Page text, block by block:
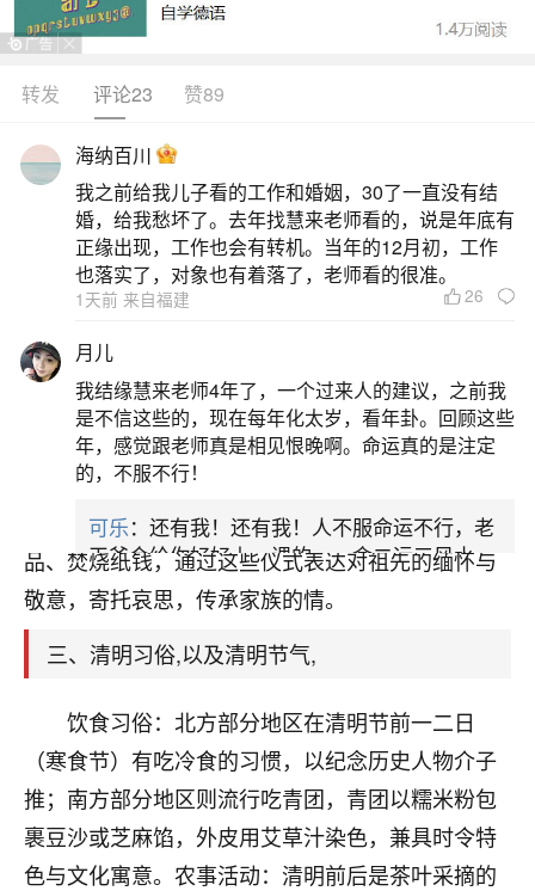
清明节的主要传统习俗包括祭祀扫墓、插柳和
踏青，具体内容如下：祭祀扫墓核心意义：作为清
明节的核心习俗，扫墓是对祖先的“思时之敬”，体现
承孝道。历史演变：先秦时期已有扫墓习俗，但南
北风俗各异。唐代以前北方多在寒食节或寒衣节祭
扫，唐宋后清明扫墓逐渐全国盛行，成为融合自
二、清明节的四个习俗
清明节的四个习俗分别是祭祖扫墓、踏青、插
柳和放风筝。祭祖扫墓：这是清明节最为核心且重
要的习俗。清明既是二十四节气之一，也是我国重
要的传统节日，兼具自然与人文两大内涵。在这一
天，人们会前往祖先的墓地，清理杂草、供奉祭
品、焚烧纸钱，通过这些仪式表达对祖先的缅怀与
敬意，寄托哀思，传承家族的情。
三、清明习俗,以及清明节气,
饮食习俗：北方部分地区在清明节前一二日
（寒食节）有吃冷食的习惯，以纪念历史人物介子
推；南方部分地区则流行吃青团，青团以糯米粉包
裹豆沙或芝麻馅，外皮用艾草汁染色，兼具时令特
色与文化寓意。农事活动：清明前后是茶叶采摘的
转发 评论23 赞89
海纳百川
我之前给我儿子看的工作和婚姻，30了一直没有结
婚，给我愁坏了。去年找慧来老师看的，说是年底有
正缘出现，工作也会有转机。当年的12月初，工作
也落实了，对象也有着落了，老师看的很准。
1天前 来自福建 26
月儿
我结缘慧来老师4年了，一个过来人的建议，之前我
是不信这些的，现在每年化太岁，看年卦。回顾这些
年，感觉跟老师真是相见恨晚啊。命运真的是注定
的，不服不行！
可乐：还有我！还有我！人不服命运不行，老
天爷会给你好好上一课的。一命二运三风水，
哪样不服都不行！
平安是福：我也是每年找老师化太岁，看年
卦，认识老师3年了，都是缘分啊！
心若莲花
我是做餐饮的，这两年，生意屡屡受挫，店开一家关
一家，要么生意不好，生意好的就出事。前些年攒的
家底快败光了，真是倒霉！我也想找人看看到底怎么
回事？